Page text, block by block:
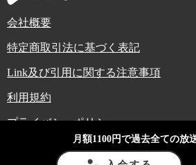
会社概要
特定商取引法に基づく表記
Link及び引用に関する注意事項
利用規約
プライバシーポリシー
Copyright (C) Video News Network. All rights reserved.
ビデオニュースに記載している記事、写真及び動
月額1100円で過去全ての放